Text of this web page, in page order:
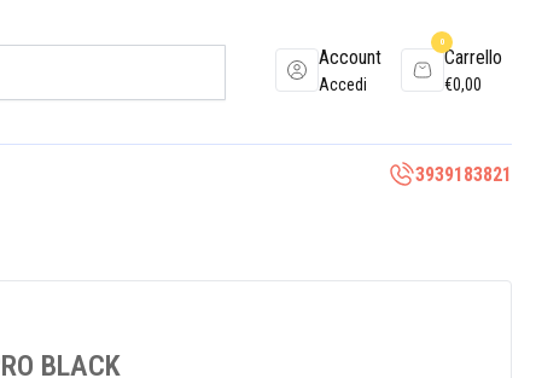
Account
Accedi
Carrello
€0,00
0
3939183821
BLACK